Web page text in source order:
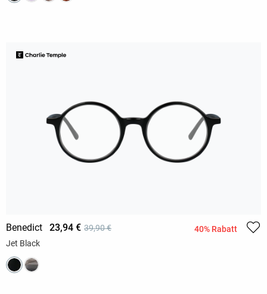
Benedict 23,94 € 39,90 €
40% Rabatt
Jet Black